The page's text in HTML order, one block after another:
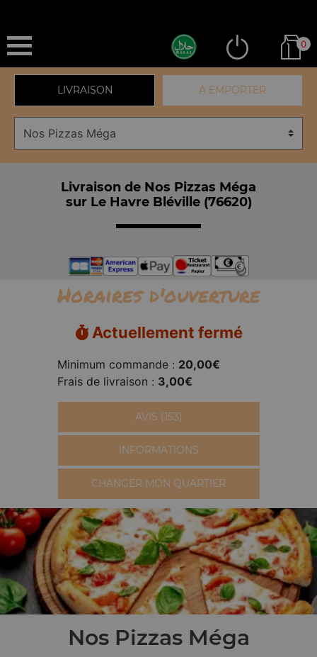
0
LIVRAISON A EMPORTER
Livraison de Nos Pizzas Méga
sur Le Havre Bléville (76620)
Horaires d'ouverture
Actuellement fermé
Minimum commande : 20,00€
Frais de livraison : 3,00€
AVIS (153)
INFORMATIONS
CHANGER MON QUARTIER
Nos Pizzas Méga